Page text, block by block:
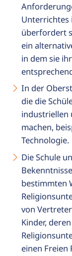
Unterrichtes
überfordert
ein
in dem sie
In der
die die
industriellen
machen,
Technologie.
Die Schule
bestimmten
von
Kinder,
einen Freien